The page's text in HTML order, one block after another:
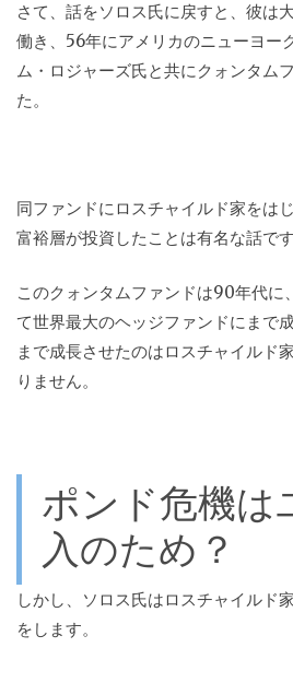
さて、話をソロス氏に戻すと、彼は
働き、56年にアメリカのニューヨー
ム・ロジャーズ氏と共にクォンタム
た。
同ファンドにロスチャイルド家をは
富裕層が投資したことは有名な話です
このクォンタムファンドは90年代に
て世界最大のヘッジファンドにまで
まで成長させたのはロスチャイルド
りません。
ポンド危機は
入のため？
しかし、ソロス氏はロスチャイルド
をします。